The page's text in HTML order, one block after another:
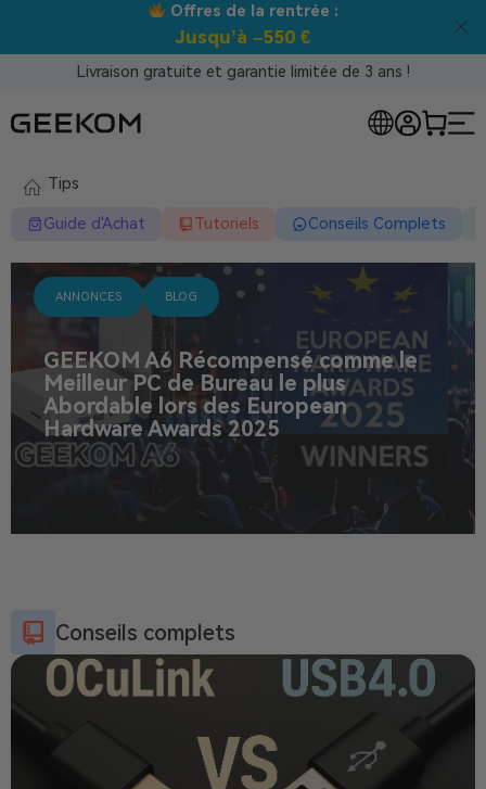
Offres de la rentrée :
Jusqu’à –550 €
Livraison gratuite et garantie limitée de 3 ans !
Tips
Guide d'Achat Tutoriels Conseils Complets
ANNONCES BLOG
GEEKOM A6 Récompensé comme le
Meilleur PC de Bureau le plus
Abordable lors des European
Hardware Awards 2025
Conseils complets